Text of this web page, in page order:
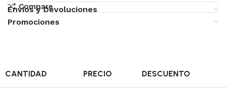
Compare
Envíos y Devoluciones
Promociones
CANTIDAD PRECIO DESCUENTO